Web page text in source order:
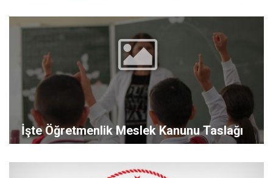
İşte Öğretmenlik Meslek Kanunu Taslağı